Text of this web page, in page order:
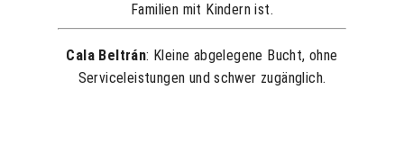
Familien mit Kindern ist.
Cala Beltrán: Kleine abgelegene Bucht, ohne
Serviceleistungen und schwer zugänglich.
DIENSTLEISTUNGEN
ANGEBOTE